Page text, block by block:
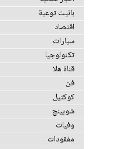
بانيت توعية
اقتصاد
سيارات
تكنولوجيا
قناة هلا
فن
كوكتيل
شوبينج
وفيات
مفقودات